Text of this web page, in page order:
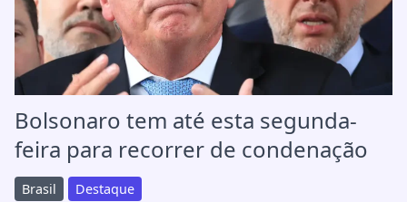
Bolsonaro tem até esta segunda-
feira para recorrer de condenação
Brasil Destaque